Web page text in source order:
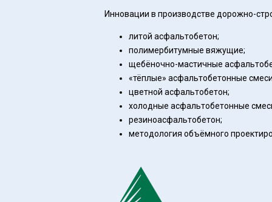
Инновации в производстве дорожно-
литой асфальтобетон;
полимербитумные вяжущие;
щебёночно-мастичные
«тёплые» асфальтобетонные
цветной асфальтобетон;
холодные асфальтобетонные
резиноасфальтобетон;
методология объёмного